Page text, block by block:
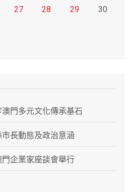
27 28 29
30
門多元文化傳承基石
長動態及政治意涵
企業家座談會舉行